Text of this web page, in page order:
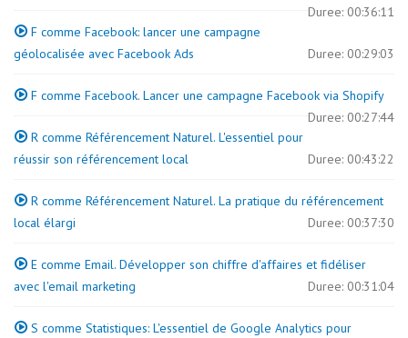
Duree: 00:36:11
F comme Facebook: lancer une campagne
géolocalisée avec Facebook Ads
Duree: 00:29:03
F comme Facebook. Lancer une campagne Facebook via Shopify
Duree: 00:27:44
R comme Référencement Naturel. L'essentiel pour
réussir son référencement local
Duree: 00:43:22
R comme Référencement Naturel. La pratique du référencement
local élargi
Duree: 00:37:30
E comme Email. Développer son chiffre d'affaires et fidéliser
avec l'email marketing
Duree: 00:31:04
S comme Statistiques: L'essentiel de Google Analytics pour